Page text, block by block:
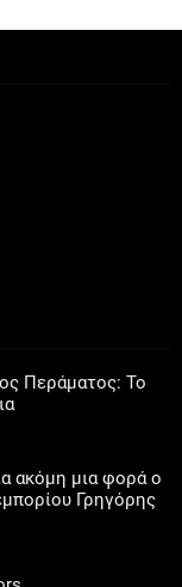
Περάματος: Το
ακόμη μια φορά ο
Γρηγόρης